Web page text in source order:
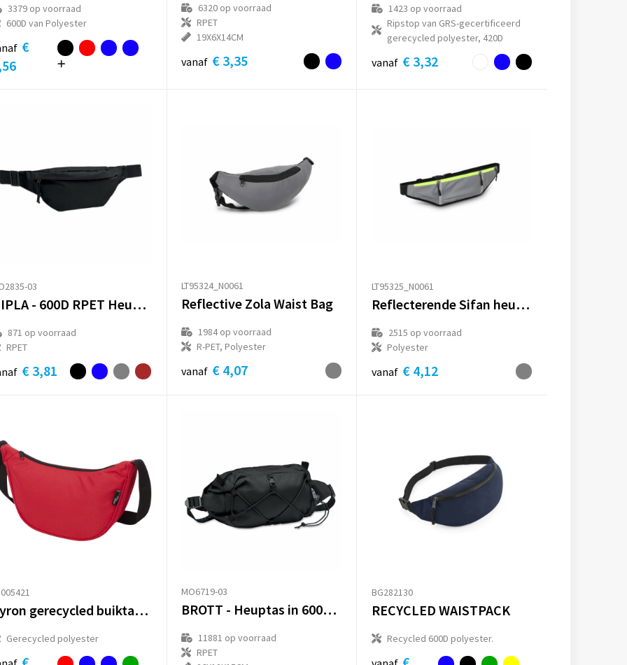
3379op voorraad
600D van Polyester
€
6320op voorraad
RPET
19X6X14CM
vanaf € 3,35
1423 op voorraad
Ripstop van GRS-gecertificeerd
gerecycled polyester, 420D
vanaf € 3,32
03
HIPLA - 600D RPET Heuptasje
871 op voorraad
RPET
€ 3,81
LT95324_N0061
Reflective Zola Waist Bag
1984op voorraad
R-PET, Polyester
vanaf € 4,07
LT95325_N0061
Reflecterende Sifan heuptas
2515 op voorraad
Polyester
vanaf € 4,12
Byron gerecycled buiktasje 1,5 l
Gerecycled polyester
MO6719-03
BROTT - Heuptas in 600D RPET
11881 op voorraad
RPET
BG282130
RECYCLED WAISTPACK
Recycled 600D polyester.